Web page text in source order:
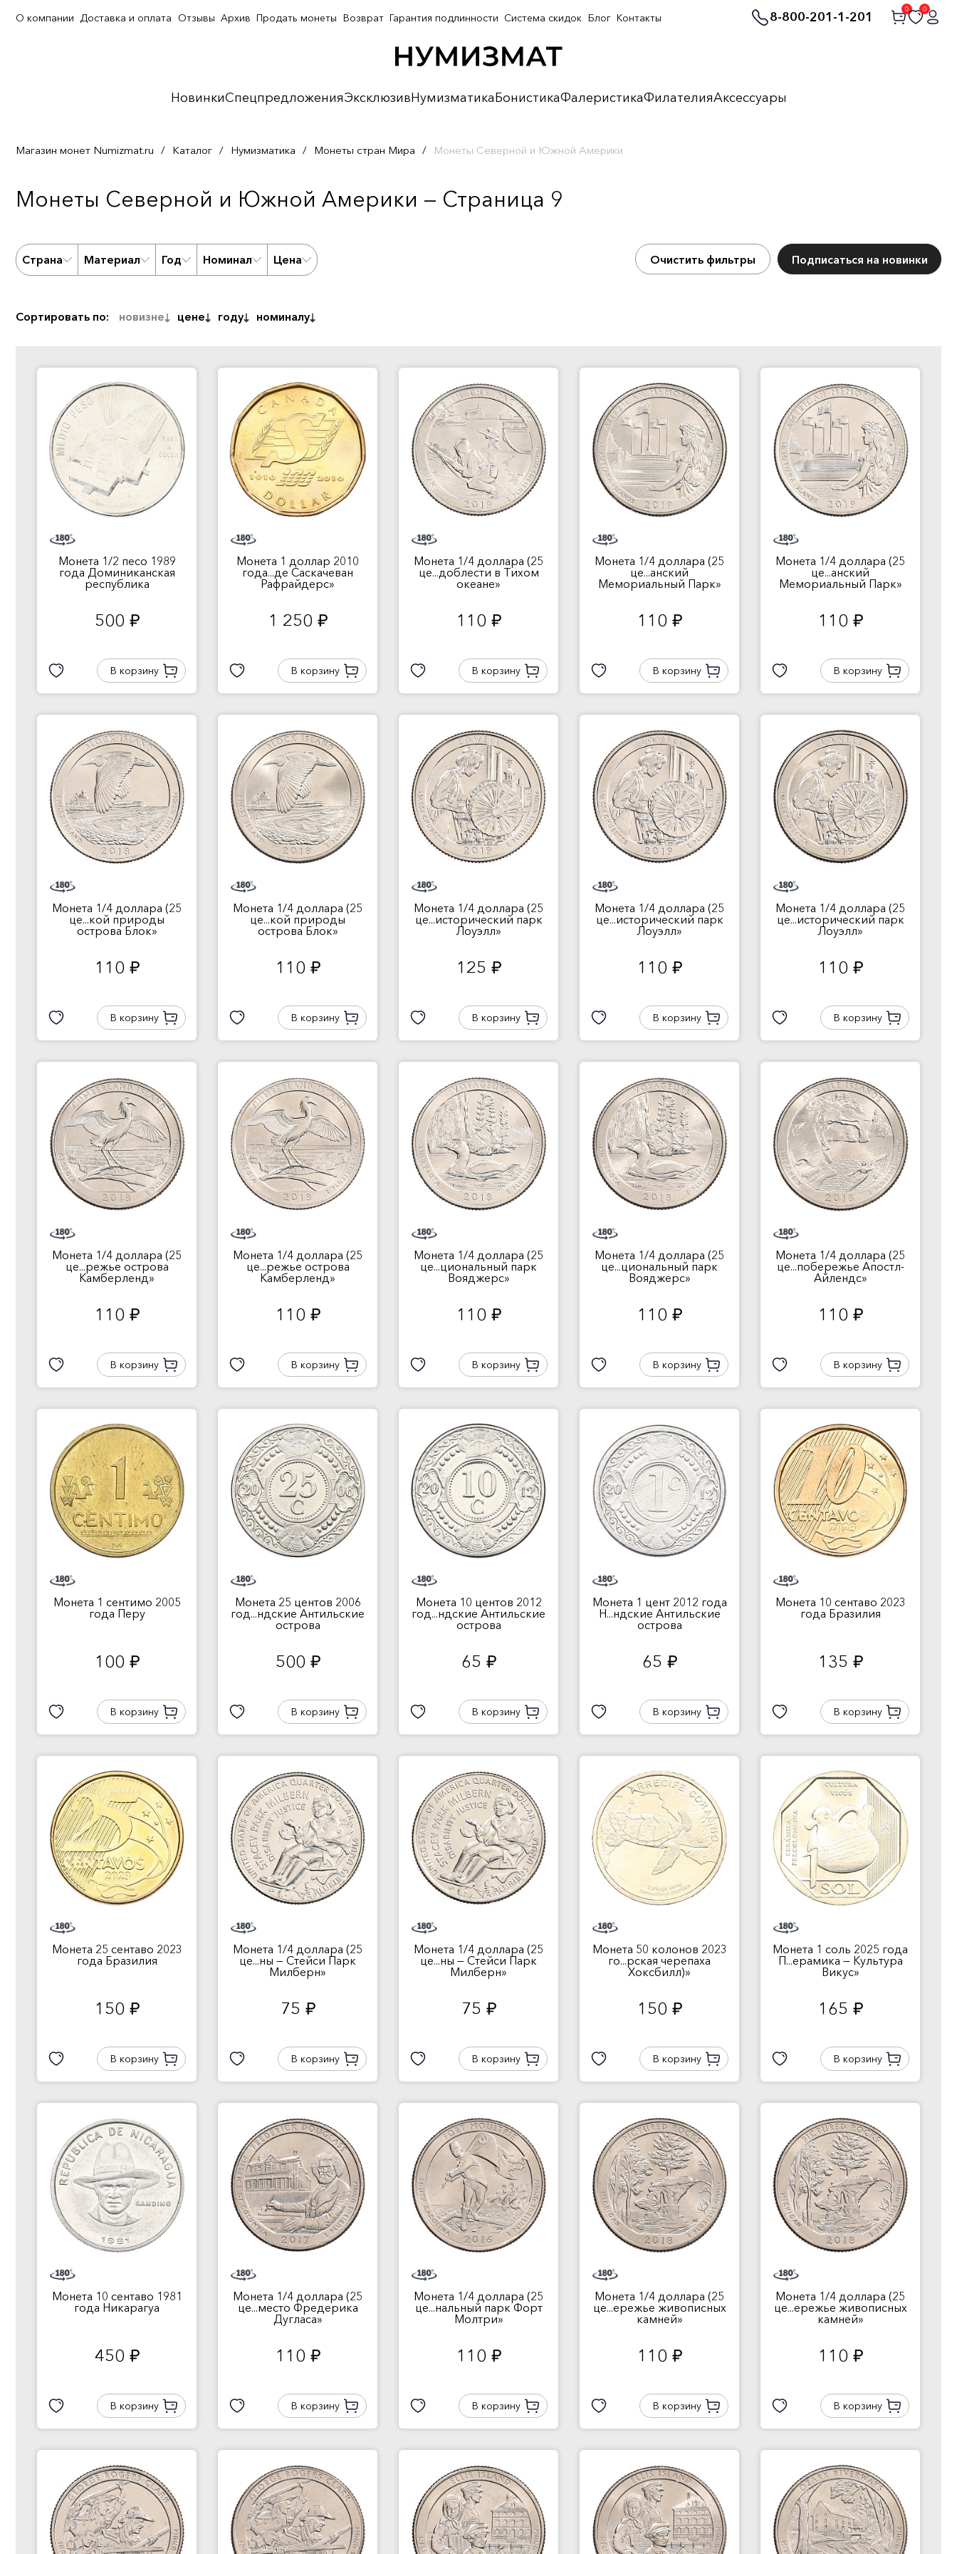
8-800-201-1-201
0 0
НовинкиСпецпредложенияЭксклюзивНумизматикаБонистикаФалеристикаФилателияАксессуары
О компании Доставка и оплата Отзывы Архив Продать монеты Возврат Гарантия подлинности Система скидок Блог Контакты
Магазин монет Numizmat.ru / Каталог / Нумизматика / Монеты стран Мира / Монеты Северной и Южной Америки
Монеты Северной и Южной Америки — Страница 9
Страна Материал Год Номинал Цена Очистить фильтры Подписаться на новинки
Сортировать по: новизне цене году номиналу
Монета 1/2 песо 1989
года Доминиканская
республика
500 руб.
В корзину
Монета 1 доллар 2010
года...де Саскачеван
Рафрайдерс»
1 250 руб.
В корзину
Монета 1/4 доллара (25
це...доблести в Тихом
океане»
110 руб.
В корзину
Монета 1/4 доллара (25
це...анский
Мемориальный Парк»
110 руб.
В корзину
Монета 1/4 доллара (25
це...анский
Мемориальный Парк»
110 руб.
В корзину
Монета 1/4 доллара (25
це...кой природы
острова Блок»
110 руб.
В корзину
Монета 1/4 доллара (25
це...кой природы
острова Блок»
110 руб.
В корзину
Монета 1/4 доллара (25
це...исторический парк
Лоуэлл»
125 руб.
В корзину
Монета 1/4 доллара (25
це...исторический парк
Лоуэлл»
110 руб.
В корзину
Монета 1/4 доллара (25
це...исторический парк
Лоуэлл»
110 руб.
В корзину
Монета 1/4 доллара (25
це...режье острова
Камберленд»
110 руб.
В корзину
Монета 1/4 доллара (25
це...режье острова
Камберленд»
110 руб.
В корзину
Монета 1/4 доллара (25
це...циональный парк
Вояджерс»
110 руб.
В корзину
Монета 1/4 доллара (25
це...циональный парк
Вояджерс»
110 руб.
В корзину
Монета 1/4 доллара (25
це...побережье Апостл-
Айлендс»
110 руб.
В корзину
Монета 1 сентимо 2005
года Перу
100 руб.
В корзину
Монета 25 центов 2006
год...ндские Антильские
острова
500 руб.
В корзину
Монета 10 центов 2012
год...ндские Антильские
острова
65 руб.
В корзину
Монета 1 цент 2012 года
Н...ндские Антильские
острова
65 руб.
В корзину
Монета 10 сентаво 2023
года Бразилия
135 руб.
В корзину
Монета 25 сентаво 2023
года Бразилия
150 руб.
В корзину
Монета 1/4 доллара (25
це...ны — Стейси Парк
Милберн»
75 руб.
В корзину
Монета 1/4 доллара (25
це...ны — Стейси Парк
Милберн»
75 руб.
В корзину
Монета 50 колонов 2023
го...рская черепаха
Хоксбилл)»
150 руб.
В корзину
Монета 1 соль 2025 года
П...ерамика — Культура
Викус»
165 руб.
В корзину
Монета 10 сентаво 1981
года Никарагуа
450 руб.
В корзину
Монета 1/4 доллара (25
це...место Фредерика
Дугласа»
110 руб.
В корзину
Монета 1/4 доллара (25
це...нальный парк Форт
Молтри»
110 руб.
В корзину
Монета 1/4 доллара (25
це...ережье живописных
камней»
110 руб.
В корзину
Монета 1/4 доллара (25
це...ережье живописных
камней»
110 руб.
В корзину